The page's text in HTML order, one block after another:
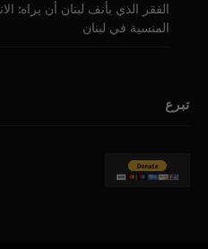
الفقر الذي يأنف لبنان أن يراه:
المنسية في لبنان
تبرع